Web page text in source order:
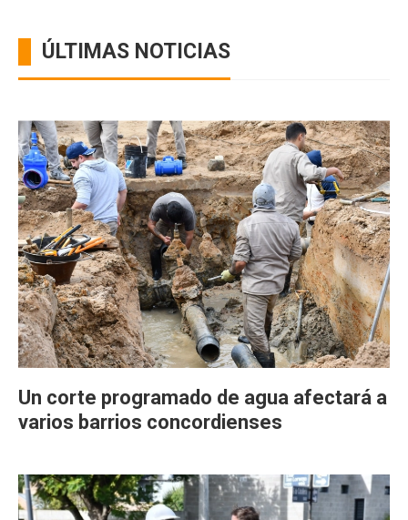
ÚLTIMAS NOTICIAS
Un corte programado de agua afectará a
varios barrios concordienses